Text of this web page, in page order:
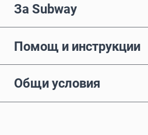
За Subway
Помощ и инструкции
Общи условия